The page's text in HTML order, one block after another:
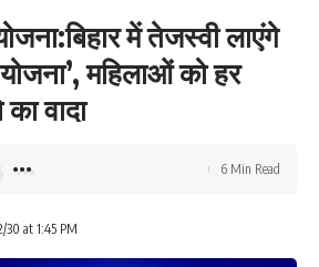
में तेजस्वी लाएंगे
महिलाओं को हर
वादा
30 at 1:45 PM
6 Min Read